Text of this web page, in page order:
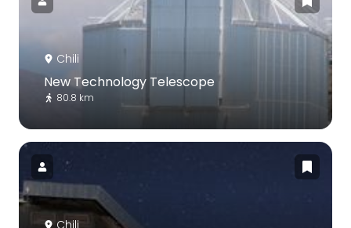
Chili
New Technology Telescope
80.8 km